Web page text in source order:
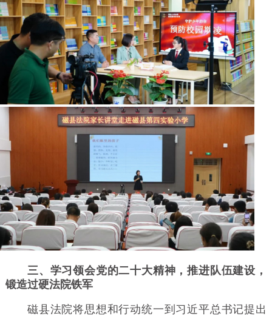
三、学习领会党的二十大精神，推进队伍建设，
锻造过硬法院铁军
磁县法院将思想和行动统一到习近平总书记提出